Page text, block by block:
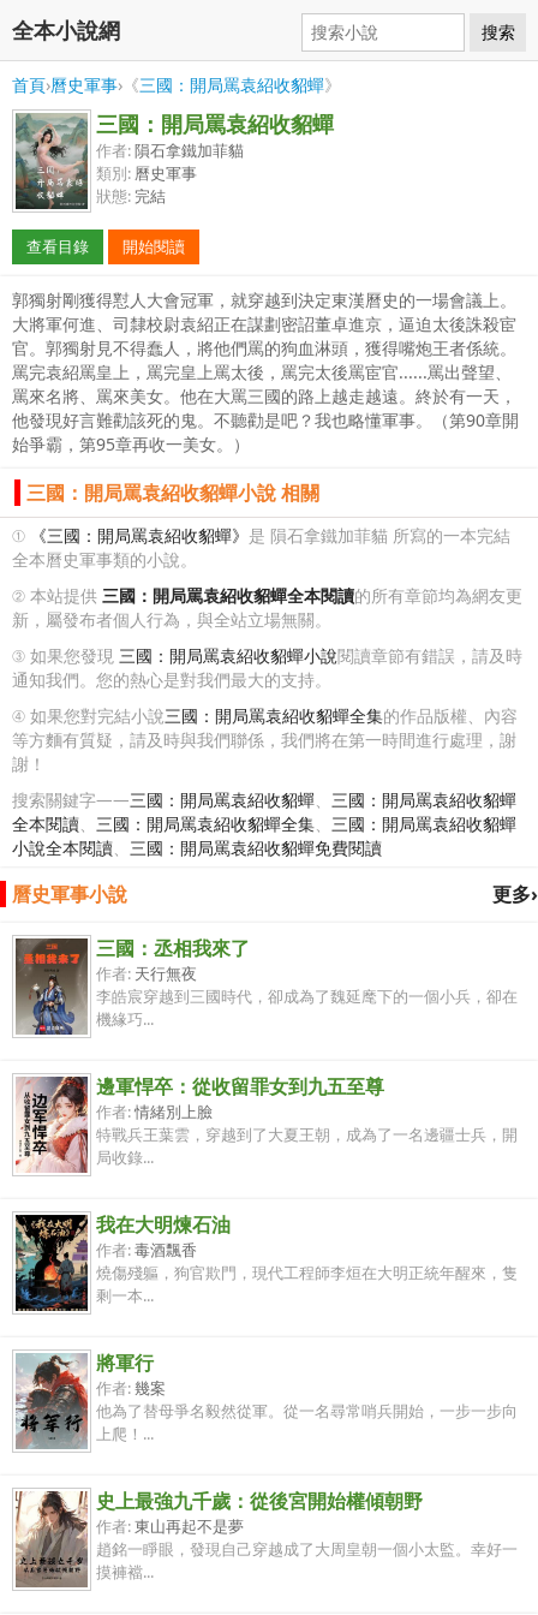
全本小說網 搜索
首頁›曆史軍事›《三國：開局罵袁紹收貂蟬》
三國：開局罵袁紹收貂蟬
作者:隕石拿鐵加菲貓
類別: 曆史軍事
狀態: 完結
查看目錄 開始閱讀
郭獨射剛獲得懟人大會冠軍，就穿越到決定東漢曆史的一場會議上。
大將軍何進、司隸校尉袁紹正在謀劃密詔董卓進京，逼迫太後誅殺宦
官。郭獨射見不得蠢人，將他們罵的狗血淋頭，獲得嘴炮王者係統。
罵完袁紹罵皇上，罵完皇上罵太後，罵完太後罵宦官......罵出聲望、
罵來名將、罵來美女。他在大罵三國的路上越走越遠。終於有一天，
他發現好言難勸該死的鬼。不聽勸是吧？我也略懂軍事。（第90章開
始爭霸，第95章再收一美女。）
三國：開局罵袁紹收貂蟬小說 相關
① 《三國：開局罵袁紹收貂蟬》 是 隕石拿鐵加菲貓 所寫的一本完結
全本曆史軍事類的小說。
② 本站提供 三國：開局罵袁紹收貂蟬全本閱讀的所有章節均為網友更
新，屬發布者個人行為，與全站立場無關。
③ 如果您發現 三國：開局罵袁紹收貂蟬小說閱讀章節有錯誤，請及時
通知我們。您的熱心是對我們最大的支持。
④ 如果您對完結小說三國：開局罵袁紹收貂蟬全集的作品版權、內容
等方麵有質疑，請及時與我們聯係，我們將在第一時間進行處理，謝
謝！
搜索關鍵字——三國：開局罵袁紹收貂蟬、 三國：開局罵袁紹收貂蟬
全本閱讀、 三國：開局罵袁紹收貂蟬全集、 三國：開局罵袁紹收貂蟬
小說全本閱讀、 三國：開局罵袁紹收貂蟬免費閱讀
更多›
曆史軍事小說
三國：丞相我來了
作者: 天行無夜
李皓宸穿越到三國時代，卻成為了魏延麾下的一個小兵，卻在
機緣巧...
邊軍悍卒：從收留罪女到九五至尊
作者:情緒別上臉
特戰兵王葉雲，穿越到了大夏王朝，成為了一名邊疆士兵，開
局收錄...
我在大明煉石油
作者:毒酒飄香
燒傷殘軀，狗官欺門，現代工程師李烜在大明正統年醒來，隻
剩一本...
將軍行
作者:幾案
他為了替母爭名毅然從軍。從一名尋常哨兵開始，一步一步向
上爬！...
史上最強九千歲：從後宮開始權傾朝野
作者:東山再起不是夢
趙銘一睜眼，發現自己穿越成了大周皇朝一個小太監。幸好一
摸褲襠...